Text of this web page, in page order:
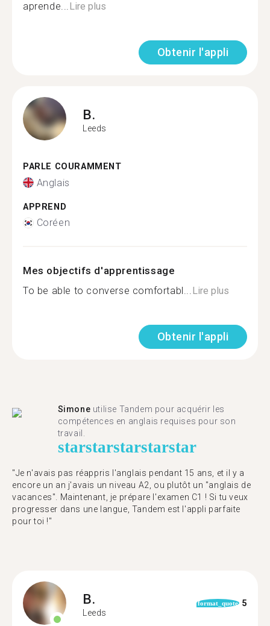
aprende...Lire plus
Obtenir l'appli
B.
Leeds
PARLE COURAMMENT
Anglais
APPREND
Coréen
Mes objectifs d'apprentissage
To be able to converse comfortabl...Lire plus
Obtenir l'appli
Simone utilise Tandem pour acquérir les
compétences en anglais requises pour son
travail.
starstarstarstarstar
"Je n'avais pas réappris l'anglais pendant 15 ans, et il y a
encore un an j'avais un niveau A2, ou plutôt un "anglais de
vacances". Maintenant, je prépare l'examen C1 ! Si tu veux
progresser dans une langue, Tandem est l'appli parfaite
pour toi !"
B.
Leeds
format_quote 5